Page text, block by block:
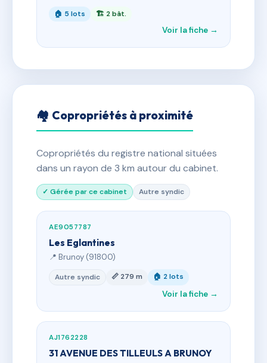
🏠 5 lots 🏗 2 bât.
Voir la fiche →
🏘 Copropriétés à proximité
Copropriétés du registre national situées
dans un rayon de 3 km autour du cabinet.
✓ Gérée par ce cabinet Autre syndic
AE9057787
Les Eglantines
📍 Brunoy (91800)
Autre syndic 📏 279 m 🏠 2 lots
Voir la fiche →
AJ1762228
31 AVENUE DES TILLEULS A BRUNOY